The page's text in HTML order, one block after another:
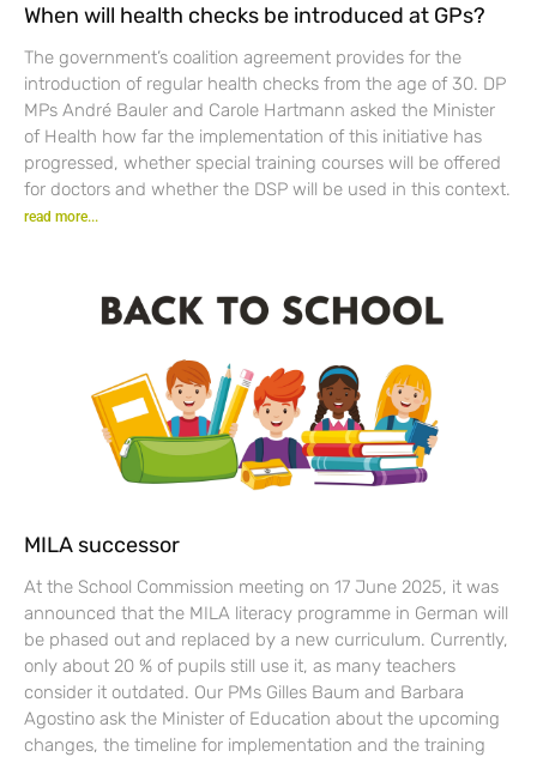
When will health checks be introduced at GPs?
The government’s coalition agreement provides for the
introduction of regular health checks from the age of 30. DP
MPs André Bauler and Carole Hartmann asked the Minister
of Health how far the implementation of this initiative has
progressed, whether special training courses will be offered
for doctors and whether the DSP will be used in this context.
read more...
MILA successor
At the School Commission meeting on 17 June 2025, it was
announced that the MILA literacy programme in German will
be phased out and replaced by a new curriculum. Currently,
only about 20 % of pupils still use it, as many teachers
consider it outdated. Our PMs Gilles Baum and Barbara
Agostino ask the Minister of Education about the upcoming
changes, the timeline for implementation and the training